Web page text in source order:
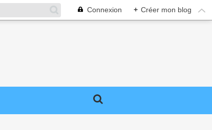
Connexion + Créer mon blog